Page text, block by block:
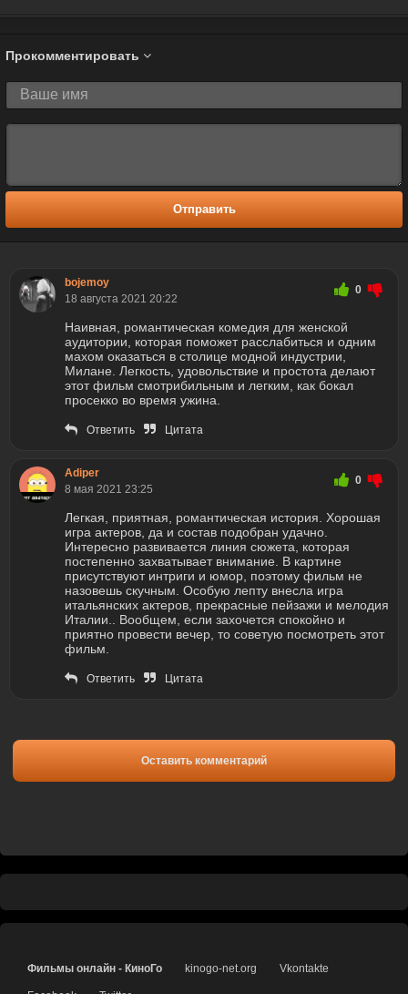
Прокомментировать
Отправить
bojemoy
18 августа 2021 20:22
0
Наивная, романтическая комедия для женской
аудитории, которая поможет расслабиться и одним
махом оказаться в столице модной индустрии,
Милане. Легкость, удовольствие и простота делают
этот фильм смотрибильным и легким, как бокал
просекко во время ужина.
Ответить Цитата
Adiper
8 мая 2021 23:25
0
Легкая, приятная, романтическая история. Хорошая
игра актеров, да и состав подобран удачно.
Интересно развивается линия сюжета, которая
постепенно захватывает внимание. В картине
присутствуют интриги и юмор, поэтому фильм не
назовешь скучным. Особую лепту внесла игра
итальянских актеров, прекрасные пейзажи и мелодия
Италии.. Вообщем, если захочется спокойно и
приятно провести вечер, то советую посмотреть этот
фильм.
Ответить Цитата
Оставить комментарий
Фильмы онлайн - КиноГо kinogo-net.org Vkontakte